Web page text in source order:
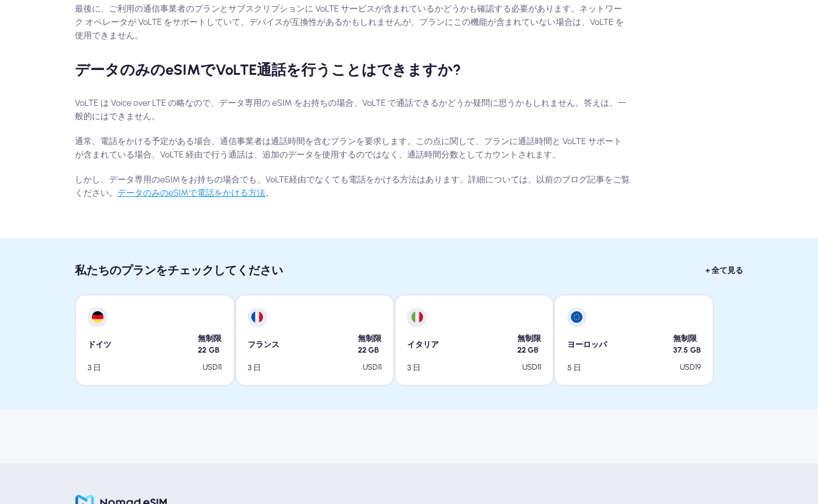
最後に、ご利用の通信事業者のプランとサブスクリプションに VoLTE サービスが含まれているかどうかも確認する必要があります。ネットワー
ク オペレータが VoLTE をサポートしていて、デバイスが互換性があるかもしれませんが、プランにこの機能が含まれていない場合は、VoLTE を
使用できません。
データのみのeSIMでVoLTE通話を行うことはできますか?
VoLTE は Voice over LTE の略なので、データ専用の eSIM をお持ちの場合、VoLTE で通話できるかどうか疑問に思うかもしれません。答えは、一
般的にはできません。
通常、電話をかける予定がある場合、通信事業者は通話時間を含むプランを要求します。この点に関して、プランに通話時間と VoLTE サポート
が含まれている場合、VoLTE 経由で行う通話は、追加のデータを使用するのではなく、通話時間分数としてカウントされます。
しかし、データ専用のeSIMをお持ちの場合でも、VoLTE経由でなくても電話をかける方法はあります。詳細については、以前のブログ記事をご覧
ください。データのみのeSIMで電話をかける方法。
私たちのプランをチェックしてください + 全て見る
ドイツ
無制限
22 GB
3 日
USD11
フランス
無制限
22 GB
3 日
USD11
イタリア
無制限
22 GB
3 日
USD11
ヨーロッパ
無制限
37.5 GB
5 日
USD19